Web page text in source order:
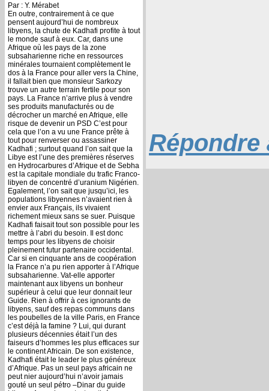
Par : Y. Mérabet
En outre, contrairement à ce que
pensent aujourd’hui de nombreux
libyens, la chute de Kadhafi profite à tout
le monde sauf à eux. Car, dans une
Afrique où les pays de la zone
subsaharienne riche en ressources
minérales tournaient complètement le
dos à la France pour aller vers la Chine,
il fallait bien que monsieur Sarkozy
trouve un autre terrain fertile pour son
pays. La France n’arrive plus à vendre
ses produits manufacturés ou de
décrocher un marché en Afrique, elle
risque de devenir un PSD C’est pour
cela que l’on a vu une France prête à
tout pour renverser ou assassiner
Kadhafi ; surtout quand l’on sait que la
Libye est l’une des premières réserves
en Hydrocarbures d’Afrique et de Sebha
est la capitale mondiale du trafic Franco-
libyen de concentré d’uranium Nigérien.
Egalement, l’on sait que jusqu’ici, les
populations libyennes n’avaient rien à
envier aux Français, ils vivaient
richement mieux sans se suer. Puisque
Kadhafi faisait tout son possible pour les
mettre à l’abri du besoin. Il est donc
temps pour les libyens de choisir
pleinement futur partenaire occidental.
Car si en cinquante ans de coopération
la France n’a pu rien apporter à l’Afrique
subsaharienne. Vat-elle apporter
maintenant aux libyens un bonheur
supérieur à celui que leur donnait leur
Guide. Rien à offrir à ces ignorants de
libyens, sauf des repas communs dans
les poubelles de la ville Paris, en France
c’est déjà la famine ? Lui, qui durant
plusieurs décennies était l’un des
faiseurs d’hommes les plus efficaces sur
le continent Africain. De son existence,
Kadhafi était le leader le plus généreux
d’Afrique. Pas un seul pays africain ne
peut nier aujourd’hui n’avoir jamais
gouté un seul pétro –Dinar du guide
Répondre